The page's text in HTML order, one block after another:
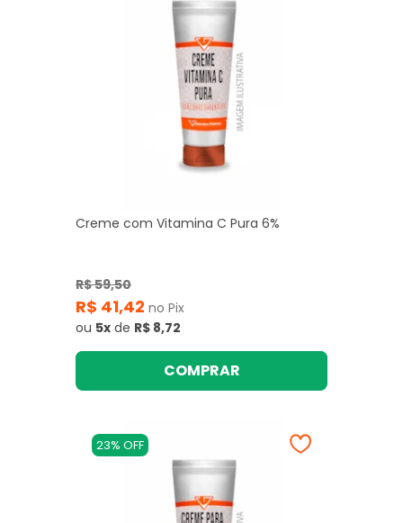
Creme com Vitamina C Pura 6%
R$ 59,50
R$ 41,42 no Pix
ou 5x de R$ 8,72
COMPRAR
23% OFF